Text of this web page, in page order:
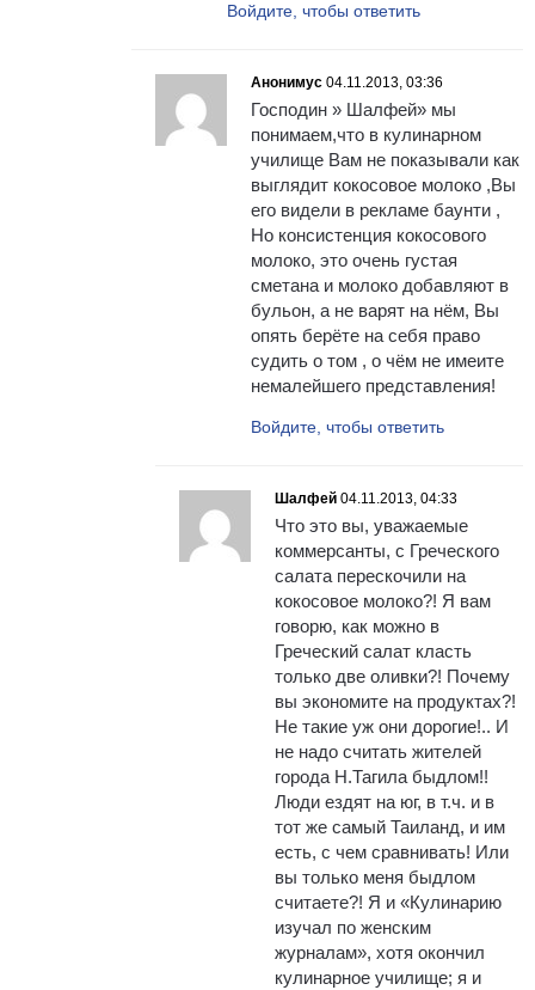
Войдите, чтобы ответить
Анонимус 04.11.2013, 03:36
Господин » Шалфей» мы
понимаем,что в кулинарном
училище Вам не показывали как
выглядит кокосовое молоко ,Вы
его видели в рекламе баунти ,
Но консистенция кокосового
молоко, это очень густая
сметана и молоко добавляют в
бульон, а не варят на нём, Вы
опять берёте на себя право
судить о том , о чём не имеите
немалейшего представления!
Войдите, чтобы ответить
Шалфей 04.11.2013, 04:33
Что это вы, уважаемые
коммерсанты, с Греческого
салата перескочили на
кокосовое молоко?! Я вам
говорю, как можно в
Греческий салат класть
только две оливки?! Почему
вы экономите на продуктах?!
Не такие уж они дорогие!.. И
не надо считать жителей
города Н.Тагила быдлом!!
Люди ездят на юг, в т.ч. и в
тот же самый Таиланд, и им
есть, с чем сравнивать! Или
вы только меня быдлом
считаете?! Я и «Кулинарию
изучал по женским
журналам», хотя окончил
кулинарное училище; я и